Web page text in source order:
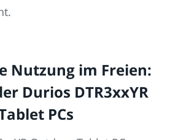
Nutzung im Freien:
Durios DTR3xxYR
PCs